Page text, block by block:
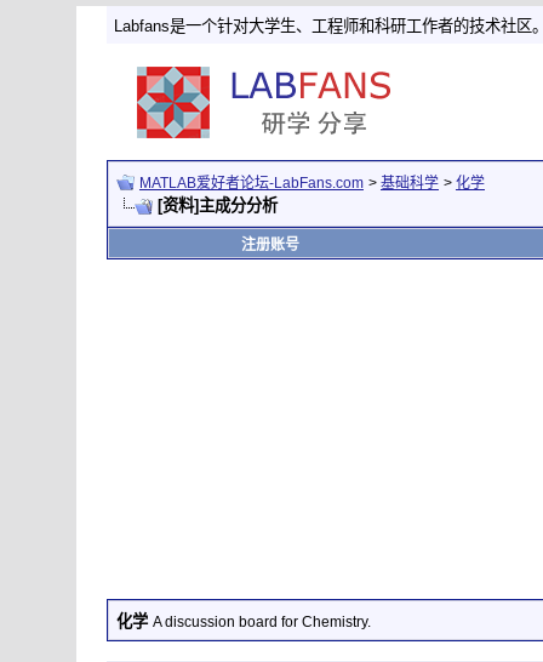
Labfans是一个针对大学生、工程师和科研工作者的技术社区
MATLAB爱好者论坛-LabFans.com > 基础科学 > 化学
[资料]主成分分析
注册账号
化学 A discussion board for Chemistry.